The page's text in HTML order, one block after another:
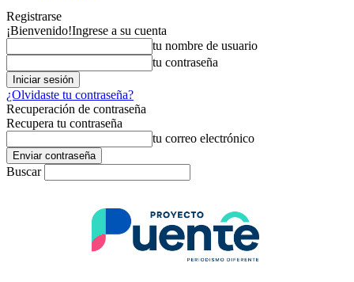
Registrarse
¡Bienvenido!Ingrese a su cuenta
tu nombre de usuario
tu contraseña
¿Olvidaste tu contraseña?
Recuperación de contraseña
Recupera tu contraseña
tu correo electrónico
Buscar